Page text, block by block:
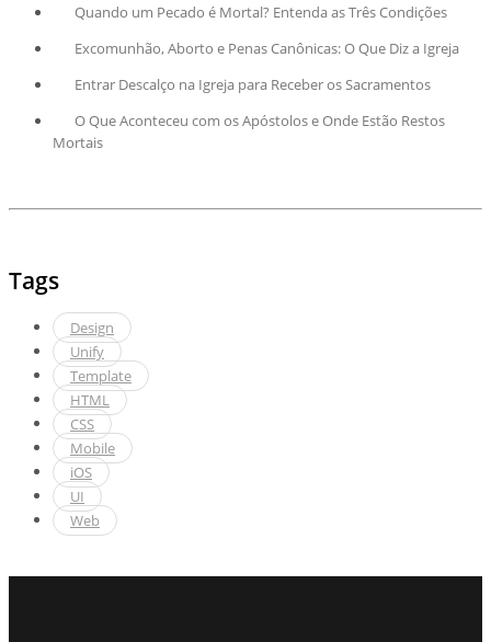
Quando um Pecado é Mortal? Entenda as Três Condições
Excomunhão, Aborto e Penas Canônicas: O Que Diz a Igreja
Entrar Descalço na Igreja para Receber os Sacramentos
O Que Aconteceu com os Apóstolos e Onde Estão Restos
Mortais
Tags
Design
Unify
Template
HTML
CSS
Mobile
iOS
UI
Web